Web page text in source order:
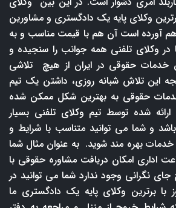
وکلای پایه یک دادگستری و مشاورین
آورده است آن هم با قیمت مناسب و به
وکلای تلفنی همه جوانب را سنجیده و
خدمات حقوقی در ایران از هیچ تلاشی
این تلاش شبانه روزی، داشتن یک تیم
حقوقی به بهترین شکل ممکن شده
شده توسط تیم وکلای تلفنی بسیار
و شما می توانید متناسب با شرایط و
خدمات بهره مند شوید. به عنوان مثال شما
اداری امکان دریافت مشاوره حقوقی با
نگرانی وجود ندارد شما می توانید در
با برترین وکلای پایه یک دادگستری ما